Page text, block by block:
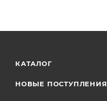
КАТАЛОГ
НОВЫЕ ПОСТУПЛЕНИЯ